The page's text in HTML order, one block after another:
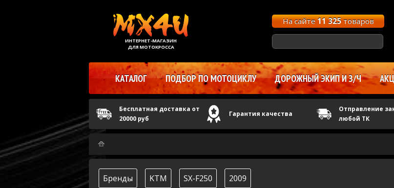
Бренды KTM SX-F250 2009
ИНТЕРНЕТ-МАГАЗИН
ДЛЯ МОТОКРОССА
На сайте11 325товаров
КАТАЛОГ ПОДБОР ПО МОТОЦИКЛУ ДОРОЖНЫЙ ЭКИП И З/Ч
Бесплатная доставка от
20000 руб
Гарантия качества
Отправление
любой ТК